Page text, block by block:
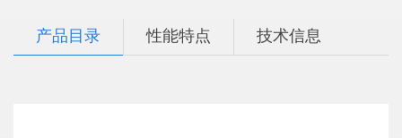
产品目录 性能特点 技术信息